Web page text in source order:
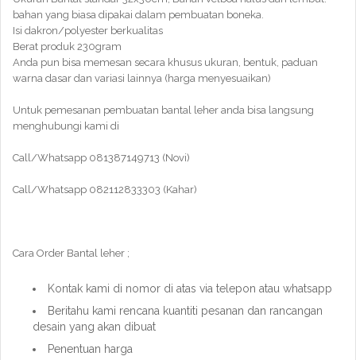
bahan yang biasa dipakai dalam pembuatan boneka.
Isi dakron/polyester berkualitas
Berat produk 230gram
Anda pun bisa memesan secara khusus ukuran, bentuk, paduan
warna dasar dan variasi lainnya (harga menyesuaikan)
Untuk pemesanan pembuatan bantal leher anda bisa langsung
menghubungi kami di
Call/Whatsapp 081387149713 (Novi)
Call/Whatsapp 082112833303 (Kahar)
Cara Order Bantal leher ;
Kontak kami di nomor di atas via telepon atau whatsapp
Beritahu kami rencana kuantiti pesanan dan rancangan
desain yang akan dibuat
Penentuan harga